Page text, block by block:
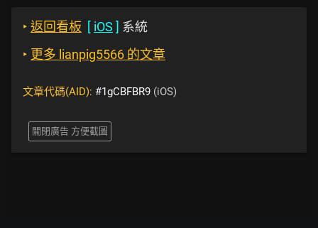
‣ 返回看板 [ iOS ] 系統
‣ 更多 lianpig5566 的文章
文章代碼(AID): #1gCBFBR9 (iOS)
關閉廣告 方便截圖